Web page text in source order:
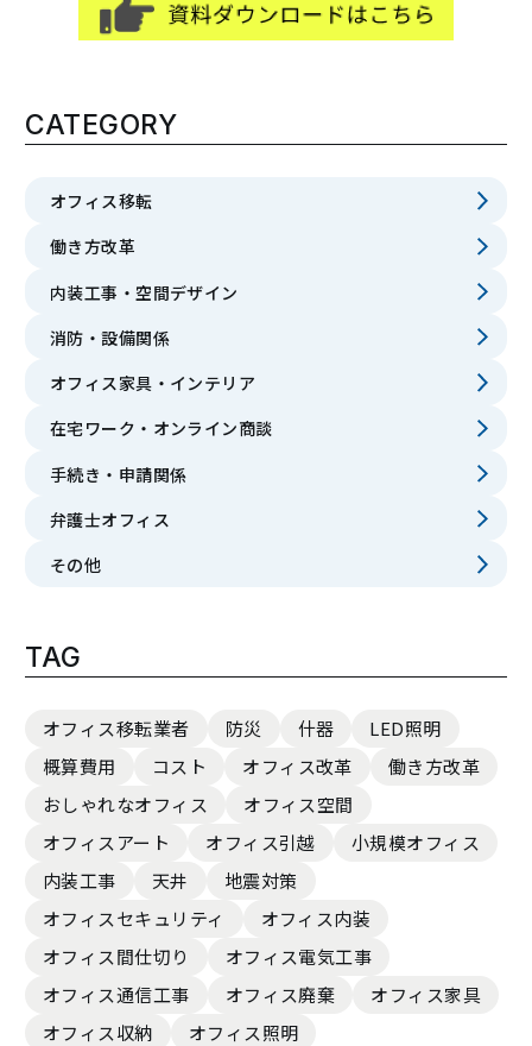
CATEGORY
オフィス移転
働き方改革
内装工事・空間デザイン
消防・設備関係
オフィス家具・インテリア
在宅ワーク・オンライン商談
手続き・申請関係
弁護士オフィス
その他
TAG
オフィス移転業者 防災 什器
LED照明
概算費用
コスト オフィス改革
働き方改革
おしゃれなオフィス
オフィス空間
オフィスアート
オフィス引越
小規模オフィス
内装工事
天井
地震対策
オフィスセキュリティ
オフィス内装
オフィス間仕切り
オフィス電気工事
オフィス通信工事
オフィス廃棄
オフィス家具
オフィス収納
オフィス照明